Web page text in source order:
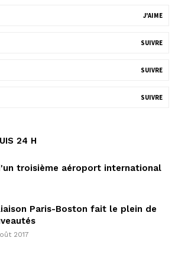
J'AIME
SUIVRE
SUIVRE
SUIVRE
24 H
troisième aéroport international
Paris-Boston fait le plein de
2017